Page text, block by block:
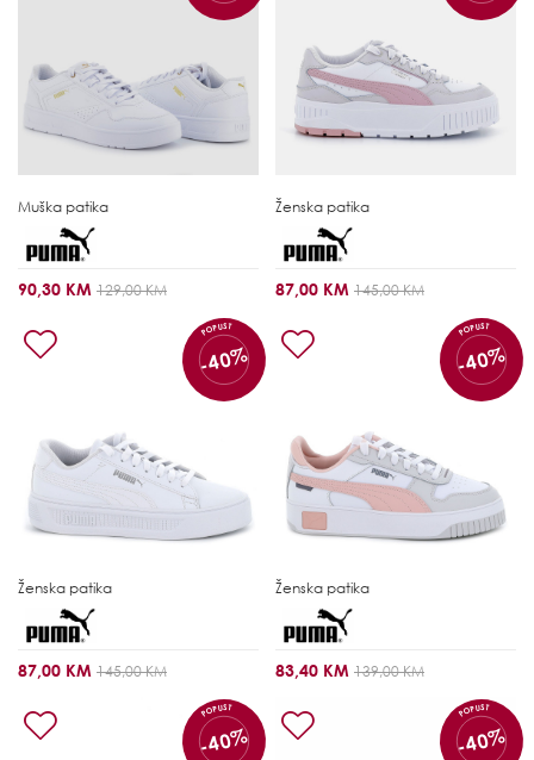
Muška patika
90,30 KM 129,00 KM
Ženska patika
87,00 KM 145,00 KM
POPUST
-40%
Ženska patika
87,00 KM 145,00 KM
POPUST
-40%
Ženska patika
83,40 KM 139,00 KM
POPUST
-40%
POPUST
-40%